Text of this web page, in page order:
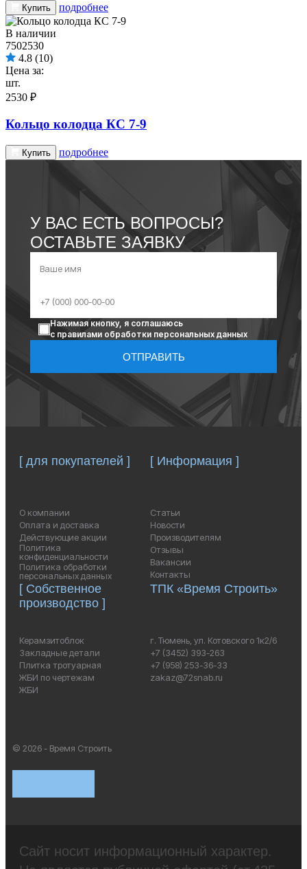
Купить подробнее
В наличии
7502530
4.8 (10)
Цена за:
шт.
2530 ₽
Кольцо колодца КС 7-9
Купить подробнее
У ВАС ЕСТЬ ВОПРОСЫ?
ОСТАВЬТЕ ЗАЯВКУ
Нажимая кнопку, я соглашаюсь
с правилами обработки персональных данных
ОТПРАВИТЬ
[ для покупателей ]
О компании
Оплата и доставка
Действующие акции
Политика
конфиденциальности
Политика обработки
персональных данных
[ Собственное
производство ]
Керамзитоблок
Закладные детали
Плитка тротуарная
ЖБИ по чертежам
ЖБИ
[ Информация ]
Статьи
Новости
Производителям
Отзывы
Вакансии
Контакты
ТПК «Время Строить»
г. Тюмень, ул. Котовского 1к2/6
+7 (3452) 393-263
+7 (958) 253-36-33
zakaz@72snab.ru
© 2026 - Время Строить
Сайт носит информационный характер.